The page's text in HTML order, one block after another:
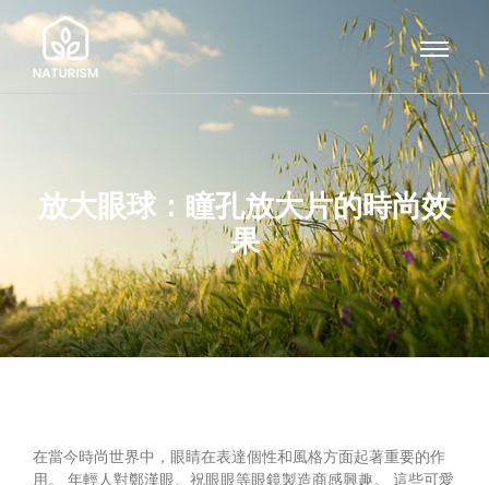
放大眼球：瞳孔放大片的時尚效
果
在當今時尚世界中，眼睛在表達個性和風格方面起著重要的作
用。 年輕人對鄭漢眼、祝眼眼等眼鏡製造商感興趣。 這些可愛